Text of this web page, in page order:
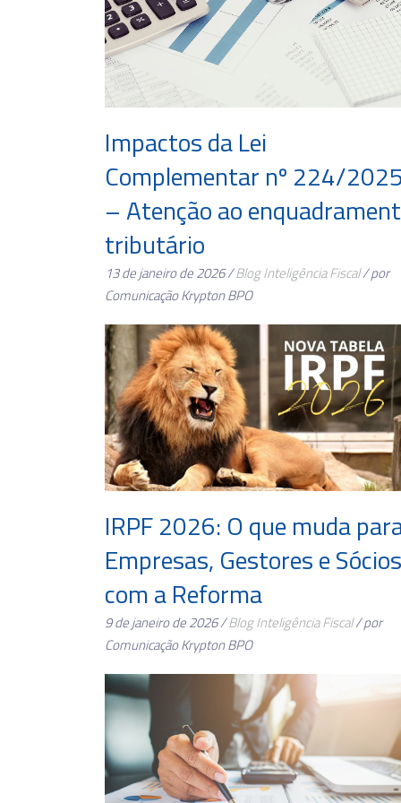
Impactos da Lei
Complementar nº 224/
– Atenção ao
tributário
13 de janeiro de 2026 /BlogInteligência Fiscal/ por
Comunicação Krypton BPO
IRPF 2026: O que muda
Empresas, Gestores e Sócios
com a Reforma
9 de janeiro de 2026 /BlogInteligência Fiscal/ por
Comunicação Krypton BPO